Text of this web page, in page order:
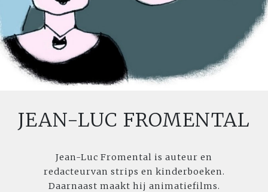
JEAN-LUC FROMENTAL
Jean-Luc Fromental is auteur en
redacteurvan strips en kinderboeken.
Daarnaast maakt hij animatiefilms.